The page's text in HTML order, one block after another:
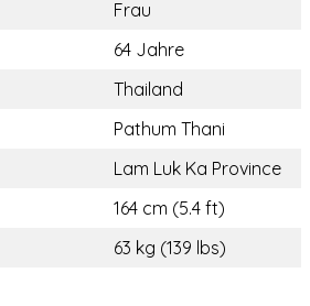
Frau
64 Jahre
Thailand
Pathum Thani
Lam Luk Ka Province
164 cm (5.4 ft)
63 kg (139 lbs)